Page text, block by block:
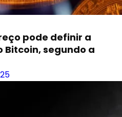
pode definir a
segundo a